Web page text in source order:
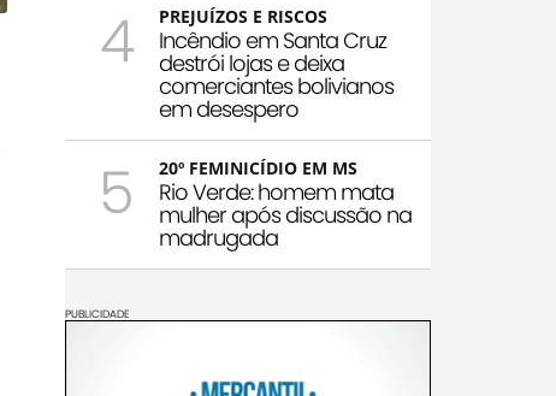
4 PREJUÍZOS E RISCOS
Incêndio em Santa Cruz
destrói lojas e deixa
comerciantes bolivianos
em desespero
5 20º FEMINICÍDIO EM MS
Rio Verde: homem mata
mulher após discussão na
madrugada
PUBLICIDADE